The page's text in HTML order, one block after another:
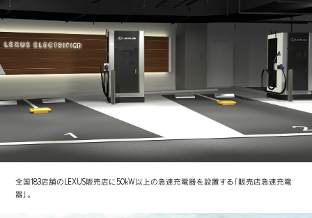
全国183店舗のLEXUS販売店に50kW以上の急速充電器を設置する「販売店急速充電
器」。